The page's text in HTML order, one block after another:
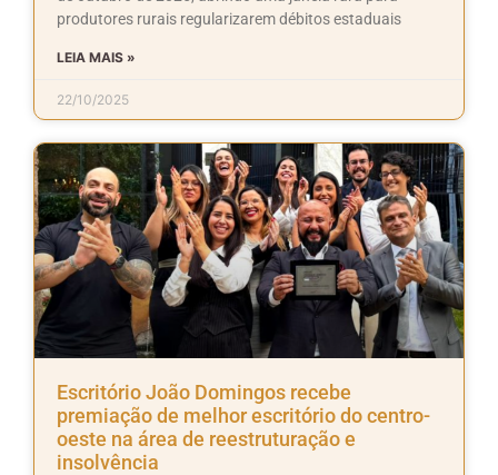
produtores rurais regularizarem débitos estaduais
LEIA MAIS »
22/10/2025
Escritório João Domingos recebe
premiação de melhor escritório do centro-
oeste na área de reestruturação e
insolvência